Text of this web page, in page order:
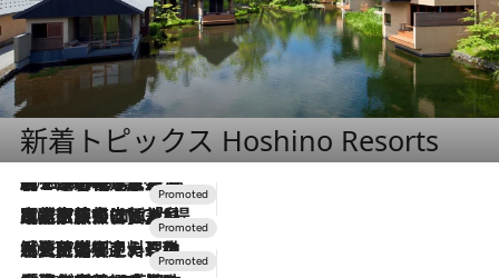
新着トピックス Hoshino Resorts
2026.8.7
【トンボの足水浴】ヒノキの香りに包まれて涼感マックス！約13℃の湧水かけ流しを避暑地「星野温泉 トンボの湯」で体験
2026.7.31
【ホテル帰省】という選択肢をOMOが提案。家族とほどよい距離を保つには「昼は実家、夜は気兼ねなくホテルで！」
2026.7.24
【夏限定ディナーコース】旬を迎える稚鮎や花ズッキーニなどをイタリア・トスカーナの郷土料理の手法で満喫！